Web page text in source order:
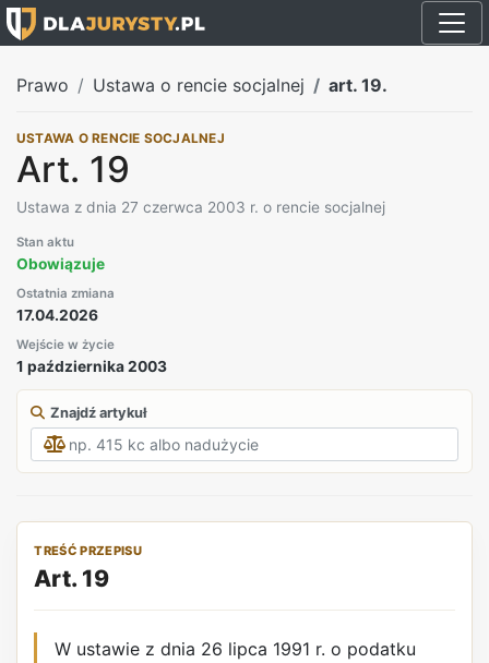
Prawo Ustawa o rencie socjalnej art. 19.
USTAWA O RENCIE SOCJALNEJ
Art. 19
Ustawa z dnia 27 czerwca 2003 r. o rencie socjalnej
Stan aktu
Obowiązuje
Ostatnia zmiana
17.04.2026
Wejście w życie
1 października 2003
Znajdź artykuł
TREŚĆ PRZEPISU
Art. 19
W ustawie z dnia 26 lipca 1991 r. o podatku